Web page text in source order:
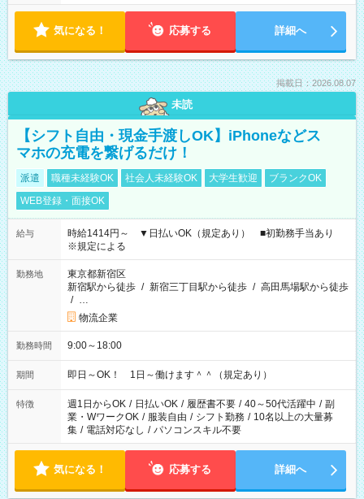
気になる！ 応募する 詳細へ
掲載日：2026.08.07
未読
【シフト自由・現金手渡しOK】iPhoneなどス
マホの充電を繋げるだけ！
派遣 職種未経験OK 社会人未経験OK 大学生歓迎
ブランクOK
WEB登録・面接OK
給与
時給1414円～ ▼日払いOK（規定あり） ■初勤務手当あり
※規定による
勤務地
東京都新宿区
新宿駅から徒歩 / 新宿三丁目駅から徒歩 / 高田馬場駅から徒歩
/ …
物流企業
勤務時間 9:00～18:00
期間 即日～OK！ 1日～働けます＾＾（規定あり）
特徴 週1日からOK / 日払いOK / 履歴書不要 / 40～50代活躍中 / 副
業・WワークOK / 服装自由 / シフト勤務 / 10名以上の大量募
集 / 電話対応なし / パソコンスキル不要
気になる！ 応募する 詳細へ